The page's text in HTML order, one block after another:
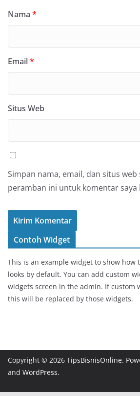
Nama *
Email*
Situs Web
Simpan nama, email, dan situs web
peramban ini untuk komentar saya
Contoh Widget
This is an example widget to show how
looks by default. You can add custom
widgets screen in the admin. If custom
this will be replaced by those widgets.
Copyright © 2026 TipsBisnisOnline.
and WordPress.